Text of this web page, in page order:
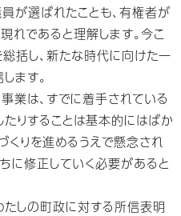
が選ばれたことも、有権者が
れであると理解します。今こ
括し、新たな時代に向けた一
ます。
は、すでに着手されている
たりすることは基本的にはばか
くりを進めるうえで懸念され
に修正していく必要があると
たしの町政に対する所信表明